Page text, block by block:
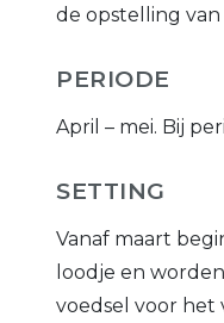
de opstelling
PERIODE
April – mei. Bij
SETTING
Vanaf maart
loodje en
voedsel voor het